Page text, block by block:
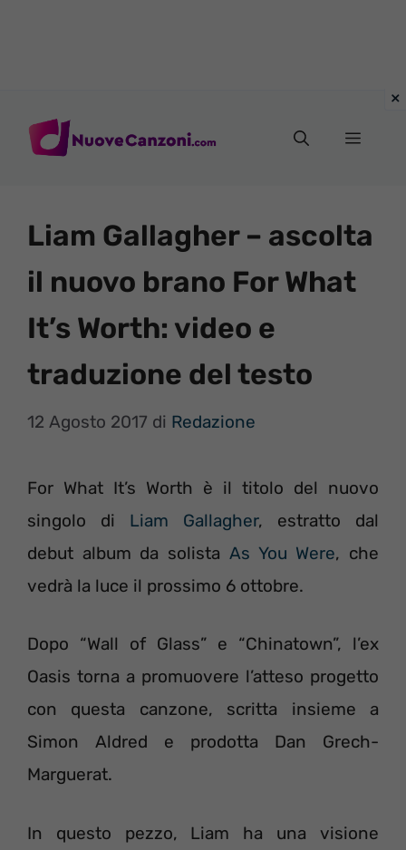
Menu
Liam Gallagher – ascolta
il nuovo brano For What
It’s Worth: video e
traduzione del testo
12 Agosto 2017 di Redazione
For What It’s Worth è il titolo del nuovo
singolo di Liam Gallagher, estratto dal
debut album da solista As You Were, che
vedrà la luce il prossimo 6 ottobre.
Dopo “Wall of Glass” e “Chinatown”, l’ex
Oasis torna a promuovere l’atteso progetto
con questa canzone, scritta insieme a
Simon Aldred e prodotta Dan Grech-
Marguerat.
In questo pezzo, Liam ha una visione